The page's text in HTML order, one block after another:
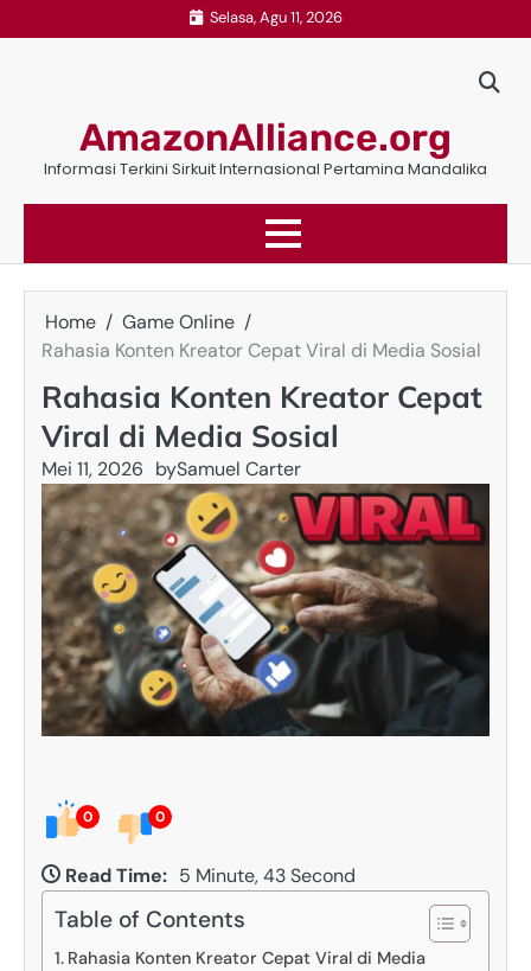
to
Selasa, Agu 11, 2026
AmazonAlliance.org
Informasi Terkini Sirkuit Internasional Pertamina Mandalika
Home
Game Online
Rahasia Konten Kreator Cepat Viral di Media Sosial
Rahasia Konten Kreator Cepat
Viral di Media Sosial
Mei 11, 2026 bySamuel Carter
0 0
Read Time: 5 Minute, 43 Second
Table of Contents
Rahasia Konten Kreator Cepat Viral di Media